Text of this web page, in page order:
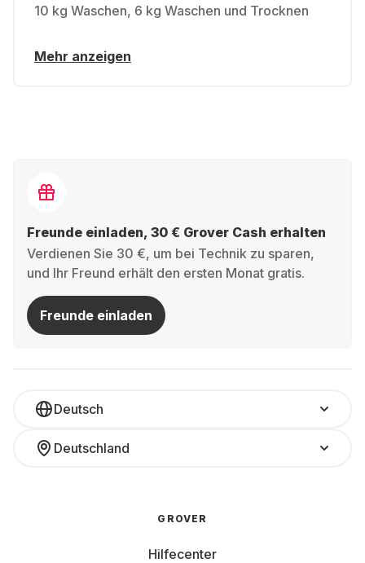
10 kg Waschen, 6 kg Waschen und Trocknen
Mehr anzeigen
Freunde einladen, 30 € Grover Cash erhalten
Verdienen Sie 30 €, um bei Technik zu sparen,
und Ihr Freund erhält den ersten Monat gratis.
Freunde einladen
Deutsch
Deutschland
GROVER
Hilfecenter